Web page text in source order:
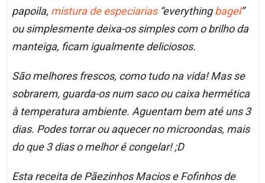
papoila, mistura de especiarias“everythingbagel”
ou simplesmente deixa-os simples com o brilho da
manteiga, ficam igualmente deliciosos.
São melhores frescos, como tudo na vida! Mas se
sobrarem, guarda-os num saco ou caixa hermética
à temperatura ambiente. Aguentam bem até uns 3
dias. Podes torrar ou aquecer no microondas, mais
do que 3 dias o melhor é congelar! ;D
Esta receita de Pãezinhos Macios e Fofinhos de